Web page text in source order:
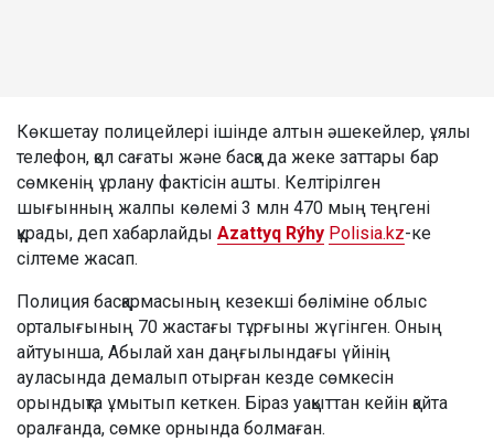
Көкшетау полицейлері ішінде алтын әшекейлер, ұялы
телефон, қол сағаты және басқа да жеке заттары бар
сөмкенің ұрлану фактісін ашты. Келтірілген
шығынның жалпы көлемі 3 млн 470 мың теңгені
құрады, деп хабарлайды Azattyq Rýhy Polisia.kz-ке
сілтеме жасап.
Полиция басқармасының кезекші бөліміне облыс
орталығының 70 жастағы тұрғыны жүгінген. Оның
айтуынша, Абылай хан даңғылындағы үйінің
ауласында демалып отырған кезде сөмкесін
орындықта ұмытып кеткен. Біраз уақыттан кейін қайта
оралғанда, сөмке орнында болмаған.